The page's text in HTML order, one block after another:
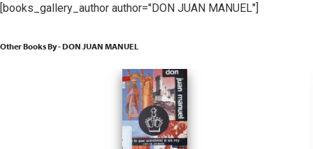
[books_gallery_author author="DON JUAN MANUEL"]
Other Books By - DON JUAN MANUEL